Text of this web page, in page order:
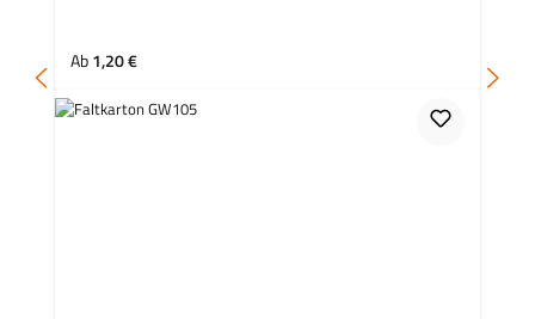
Regulärer Preis:
Ab1,20 €